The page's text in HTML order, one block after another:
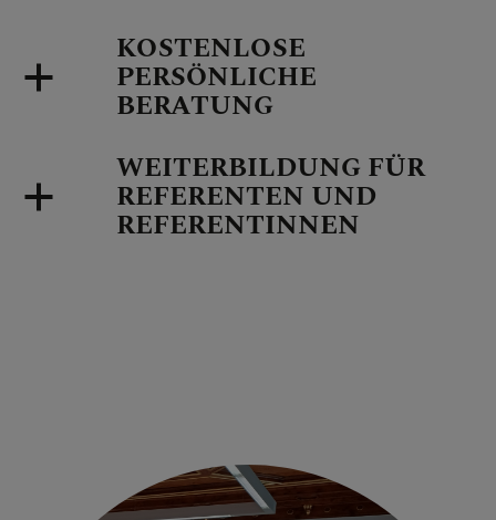
KOSTENLOSE
PERSÖNLICHE
BERATUNG
WEITERBILDUNG FÜR
REFERENTEN UND
REFERENTINNEN